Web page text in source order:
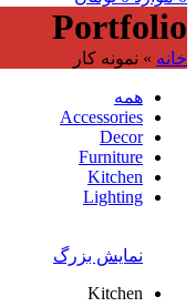
Portfolio
خانه » نمونه کار
همه
Accessories
Decor
Furniture
Kitchen
Lighting
نمایش بزرگ
Kitchen